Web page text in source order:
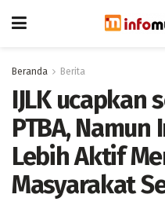
Beranda Berita
IJLK ucapkan
PTBA,
Lebih Aktif
Masyarakat